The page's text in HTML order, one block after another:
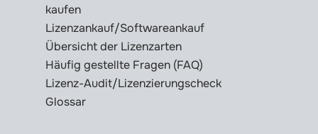
kaufen
Lizenzankauf/Softwareankauf
Übersicht der Lizenzarten
Häufig gestellte Fragen (FAQ)
Lizenz-Audit/Lizenzierungscheck
Glossar